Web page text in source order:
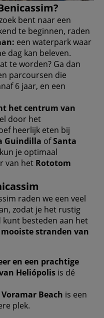
bent naar een
te beginnen, raden
een waterpark waar
dag kan beleven.
te worden? Ga dan
parcoursen die
6 jaar, en een
het centrum van
door het
heerlijk eten bij
Guindilla ofSanta
je optimaal
van het Rototom
raden we een veel
zodat je het rustig
besteden aan het
mooiste stranden van
en een prachtige
Heliópolis is dé
Voramar Beach is een
plek.